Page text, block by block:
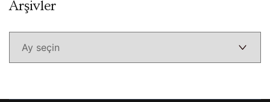
ArşivlerArşivler